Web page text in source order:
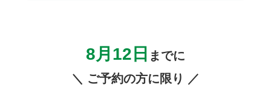
8月12 日 までに
＼ ご予約の方に限り ／